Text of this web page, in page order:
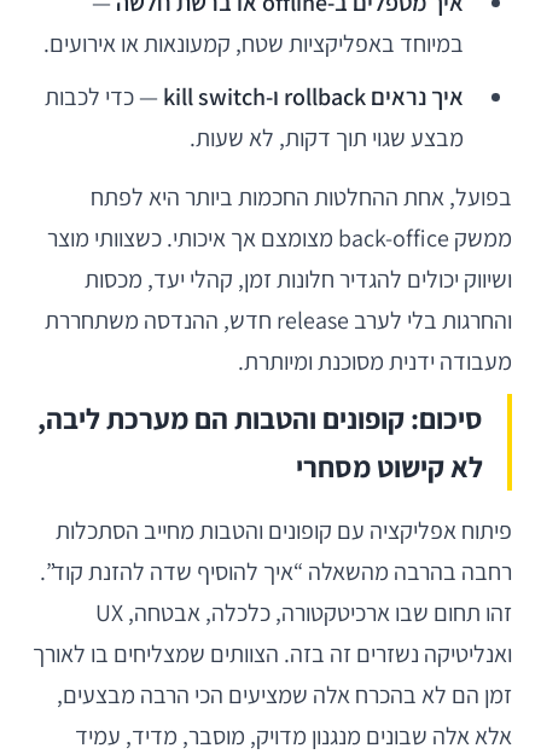
במיוחד באפליקציות שטח, קמעונאות או אירועים.
איך נראים rollback ו-kill switch
— כדי לכבות
מבצע שגוי תוך דקות, לא שעות.
בפועל, אחת ההחלטות החכמות ביותר היא לפתח
ממשק back-office מצומצם אך איכותי. כשצוותי מוצר
ושיווק יכולים להגדיר חלונות זמן, קהלי יעד, מכסות
והחרגות בלי לערב release חדש, ההנדסה משתחררת
מעבודה ידנית מסוכנת ומיותרת.
סיכום: קופונים והטבות הם מערכת ליבה,
לא קישוט מסחרי
פיתוח אפליקציה עם קופונים והטבות מחייב הסתכלות
רחבה בהרבה מהשאלה “איך להוסיף שדה להזנת קוד”.
זהו תחום שבו ארכיטקטורה, כלכלה, אבטחה, UX
ואנליטיקה נשזרים זה בזה. הצוותים שמצליחים בו לאורך
זמן הם לא בהכרח אלה שמציעים הכי הרבה מבצעים,
אלא אלה שבונים מנגנון מדויק, מוסבר, מדיד, עמיד